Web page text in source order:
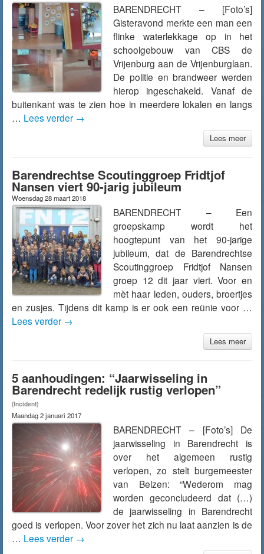
BARENDRECHT – [Foto’s]
Gisteravond merkte een man een
flinke waterlekkage op in het
schoolgebouw van CBS de
Vrijenburg aan de Vrijenburglaan.
De politie en brandweer werden
hierop ingeschakeld. Vanaf de
buitenkant was te zien hoe in meerdere lokalen en langs
… Lees verder →
Lees meer
Barendrechtse Scoutinggroep Fridtjof
Nansen viert 90-jarig jubileum
Woensdag 28 maart 2018
BARENDRECHT – Een
groepskamp wordt het
hoogtepunt van het 90-jarige
jubileum, dat de Barendrechtse
Scoutinggroep Fridtjof Nansen
groep 12 dit jaar viert. Voor en
mèt haar leden, ouders, broertjes
en zusjes. Tijdens dit kamp is er ook een reünie voor …
Lees verder →
Lees meer
5 aanhoudingen: “Jaarwisseling in
Barendrecht redelijk rustig verlopen”
(Incident)
Maandag 2 januari 2017
BARENDRECHT – [Foto’s] De
jaarwisseling in Barendrecht is
over het algemeen rustig
verlopen, zo stelt burgemeester
van Belzen: “Wederom mag
worden geconcludeerd dat (…)
de jaarwisseling in Barendrecht
goed is verlopen. Voor zover het zich nu laat aanzien is de
… Lees verder →